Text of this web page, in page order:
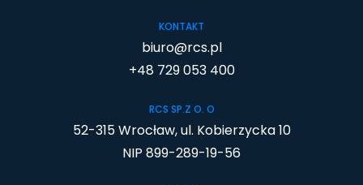
KONTAKT
biuro@rcs.pl
+48 729 053 400
RCS SP.Z O. O
52-315 Wrocław, ul. Kobierzycka 10
NIP 899-289-19-56